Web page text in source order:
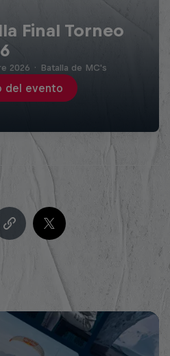
Final Torneo
del evento
2026 · Batalla de MC's